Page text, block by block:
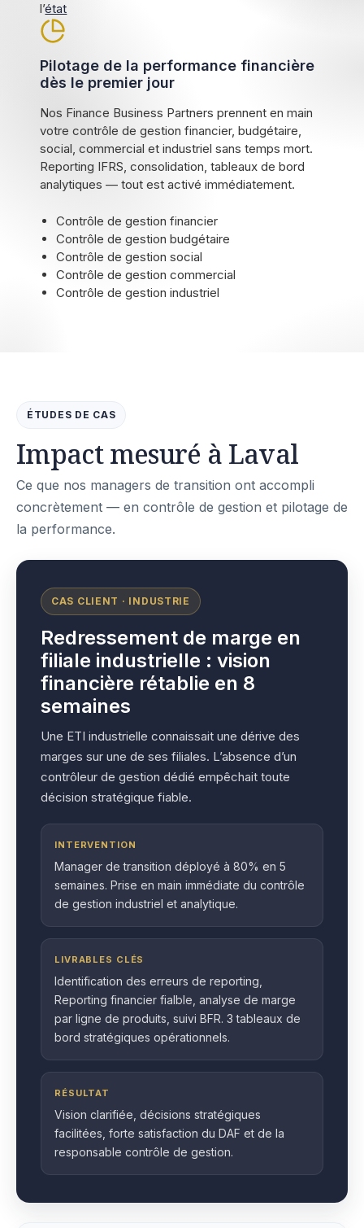
l’état
Pilotage de la performance financière
dès le premier jour
Nos Finance Business Partners prennent en main
votre contrôle de gestion financier, budgétaire,
social, commercial et industriel sans temps mort.
Reporting IFRS, consolidation, tableaux de bord
analytiques — tout est activé immédiatement.
Contrôle de gestion financier
Contrôle de gestion budgétaire
Contrôle de gestion social
Contrôle de gestion commercial
Contrôle de gestion industriel
ÉTUDES DE CAS
Impact mesuré à Laval
Ce que nos managers de transition ont accompli
concrètement — en contrôle de gestion et pilotage de
la performance.
CAS CLIENT · INDUSTRIE
Redressement de marge en
filiale industrielle : vision
financière rétablie en 8
semaines
Une ETI industrielle connaissait une dérive des
marges sur une de ses filiales. L’absence d’un
contrôleur de gestion dédié empêchait toute
décision stratégique fiable.
INTERVENTION
Manager de transition déployé à 80% en 5
semaines. Prise en main immédiate du contrôle
de gestion industriel et analytique.
LIVRABLES CLÉS
Identification des erreurs de reporting,
Reporting financier fialble, analyse de marge
par ligne de produits, suivi BFR. 3 tableaux de
bord stratégiques opérationnels.
RÉSULTAT
Vision clarifiée, décisions stratégiques
facilitées, forte satisfaction du DAF et de la
responsable contrôle de gestion.